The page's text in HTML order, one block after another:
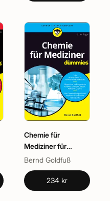
Chemie für
Mediziner für
Dummies
Bernd Goldfuß
234 kr